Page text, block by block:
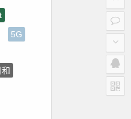
5G
和